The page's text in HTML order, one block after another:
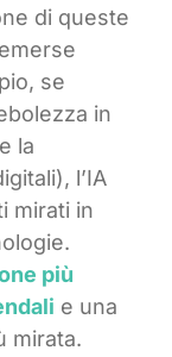
di queste
se
in
la
l’IA
mirati in
più
e una
mirata.